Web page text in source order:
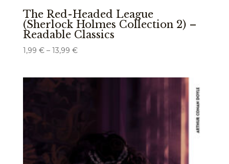
The Red-Headed League
(Sherlock Holmes Collection 2) –
Readable Classics
1,99 € – 13,99 €Preisspanne: